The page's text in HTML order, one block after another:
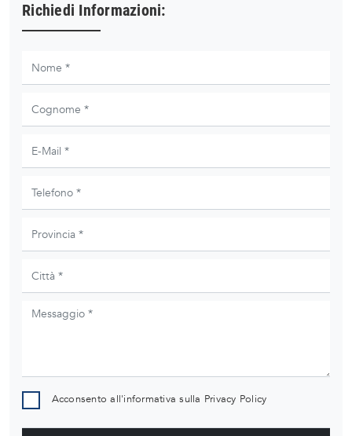
Richiedi Informazioni:
Acconsento all'informativa sulla Privacy Policy